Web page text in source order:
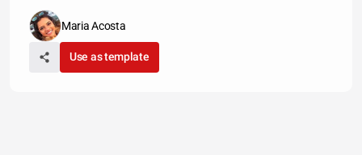
Maria Acosta
Use as template